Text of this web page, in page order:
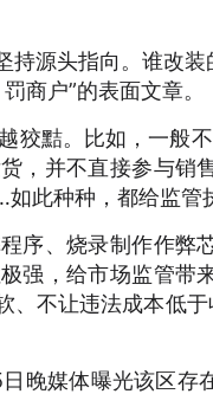
持源头指向。谁改
商户”的表面文章。
狡黠。比如，一般
，并不直接参与销
此种种，都给监管
序、烧录制作作弊
强，给市场监管带
、不让违法成本低
晚媒体曝光该区存